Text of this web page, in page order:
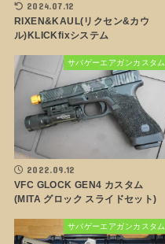
2024.07.12
RIXEN&KAUL(リクセン&カウ
ル)KLICKfixシステム
サバゲーエアガンカスタム
2022.09.12
VFC GLOCK GEN4 カスタム
(MITA グロック スライドセット)
サバゲーエアガンカスタム